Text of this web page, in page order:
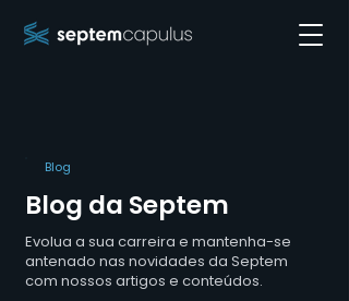
Blog
Blog da Septem
Evolua a sua carreira e mantenha-se
antenado nas novidades da Septem
com nossos artigos e conteúdos.